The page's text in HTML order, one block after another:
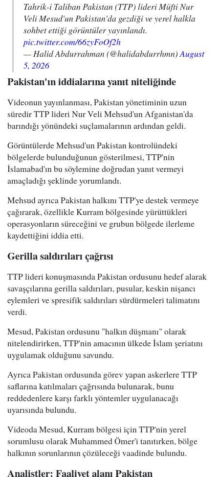
Tahrik-i Taliban Pakistan (TTP) lideri Müfti Nur
Veli Mesud'un Pakistan'da gezdiği ve yerel halkla
sohbet ettiği görüntüler yayınlandı.
pic.twitter.com/66zyFoOf2h
— Halid Abdurrahman (@halidabdurrhmn)August
5, 2026
Pakistan'ın iddialarına yanıt niteliğinde
Videonun yayınlanması, Pakistan yönetiminin uzun
süredir TTP lideri Nur Veli Mehsud'un Afganistan'da
barındığı yönündeki suçlamalarının ardından geldi.
Görüntülerde Mehsud'un Pakistan kontrolündeki
bölgelerde bulunduğunun gösterilmesi, TTP'nin
İslamabad'ın bu söylemine doğrudan yanıt vermeyi
amaçladığı şeklinde yorumlandı.
Mehsud ayrıca Pakistan halkını TTP'ye destek vermeye
çağırarak, özellikle Kurram bölgesinde yürüttükleri
operasyonların süreceğini ve grubun bölgede ilerleme
kaydettiğini iddia etti.
Gerilla saldırıları çağrısı
TTP lideri konuşmasında Pakistan ordusunu hedef alarak
savaşçılarına gerilla saldırıları, pusular, keskin nişancı
eylemleri ve spresifik saldırıları sürdürmeleri talimatını
verdi.
Mesud, Pakistan ordusunu "halkın düşmanı" olarak
nitelendirirken, TTP'nin amacının ülkede İslam şeriatını
uygulamak olduğunu savundu.
Ayrıca Pakistan ordusunda görev yapan askerlere TTP
saflarına katılmaları çağrısında bulunarak, bunu
reddedenlere karşı farklı yöntemler uygulanacağı
uyarısında bulundu.
Videoda Mesud, Kurram bölgesi için TTP'nin yerel
sorumlusu olarak Muhammed Ömer'i tanıtırken, bölge
halkının sorunlarının çözüleceği vaadinde bulundu.
Analistler: Faaliyet alanı Pakistan